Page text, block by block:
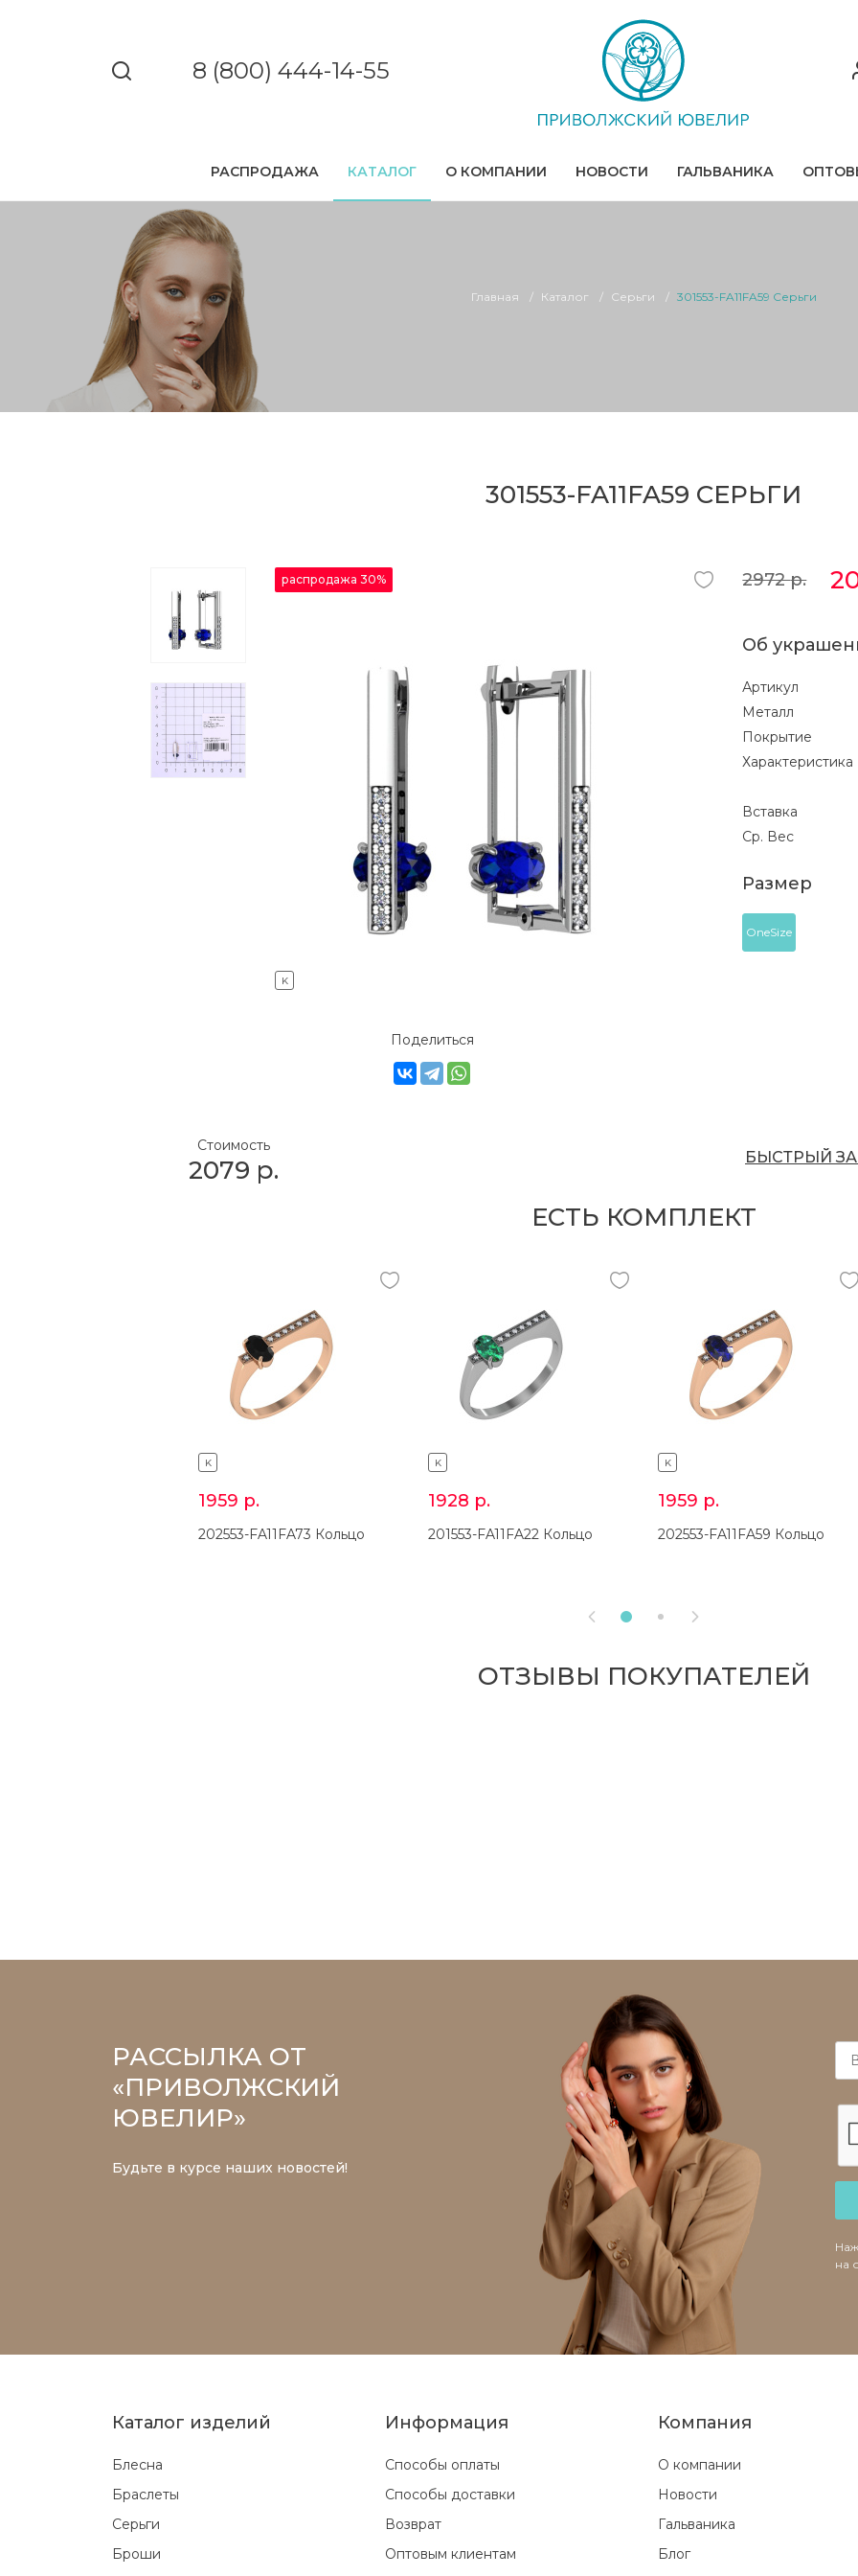
8 (800) 444-14-55
РАСПРОДАЖА КАТАЛОГ О КОМПАНИИ НОВОСТИ ГАЛЬВАНИКА
Главная Каталог Серьги 301553-FA11FA59 Серьги
301553-FA11FA59 СЕРЬГИ
распродажа 30%
K
Поделиться
2972р.
Об
Артикул
Металл
Покрытие
Характеристика
Вставка
Ср. Вес
Размер
OneSize
Стоимость
2079 р. БЫСТРЫЙ
ЕСТЬ КОМПЛЕКТ
K
1959 р.
202553-FA11FA73 Кольцо
K
1928 р.
201553-FA11FA22 Кольцо
K
1959 р.
202553-FA11FA59 Кольцо
 
ОТЗЫВЫ ПОКУПАТЕЛЕЙ
РАССЫЛКА ОТ
«ПРИВОЛЖСКИЙ
ЮВЕЛИР»
Будьте в курсе наших новостей!
на
Каталог изделий
Блесна
Браслеты
Серьги
Броши
Информация
Способы оплаты
Способы доставки
Возврат
Оптовым клиентам
Компания
О компании
Новости
Гальваника
Блог